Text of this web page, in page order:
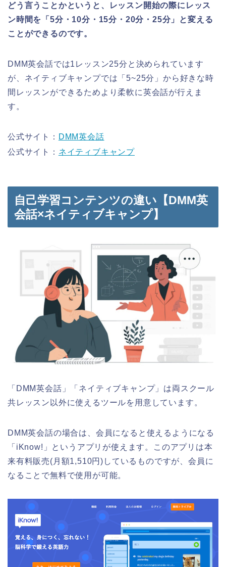
どう言うことかというと、レッスン開始の際にレッス
ン時間を「5分・10分・15分・20分・25分」と変える
ことができるのです。
DMM英会話では1レッスン25分と決められています
が、ネイティブキャンプでは「5~25分」から好きな時
間レッスンができるためより柔軟に英会話が行えま
す。
公式サイト： DMM英会話
公式サイト： ネイティブキャンプ
自己学習コンテンツの違い【DMM英
会話×ネイティブキャンプ】
「DMM英会話」「ネイティブキャンプ」は両スクール
共レッスン以外に使えるツールを用意しています。
DMM英会話の場合は、会員になると使えるようになる
「iKnow!」というアプリが使えます。このアプリは本
来有料販売(月額1,510円)しているものですが、会員に
なることで無料で使用が可能。